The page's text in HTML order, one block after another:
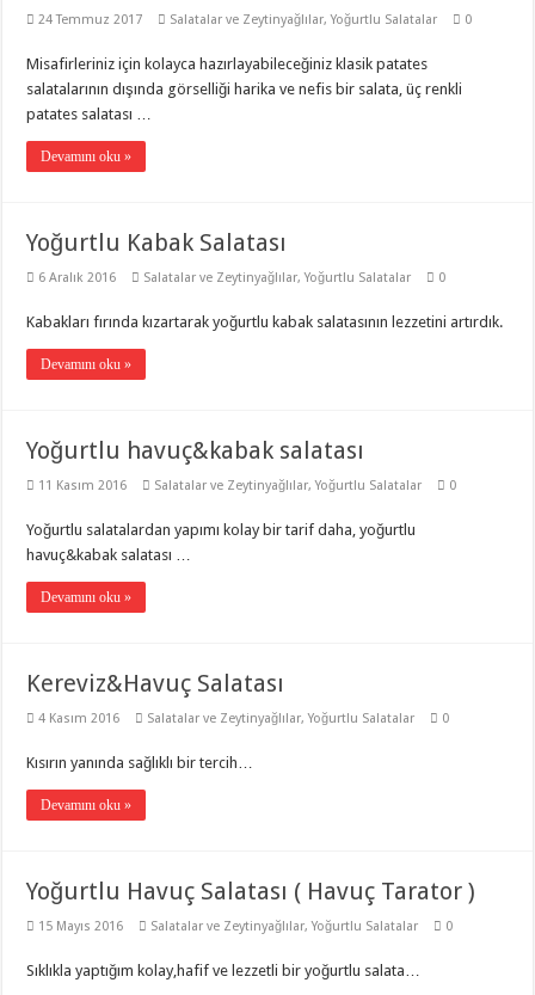
24 Temmuz 2017 Salatalar ve Zeytinyağlılar,Yoğurtlu Salatalar 0
Misafirleriniz için kolayca hazırlayabileceğiniz klasik patates
salatalarının dışında görselliği harika ve nefis bir salata, üç renkli
patates salatası …
Devamını oku »
Yoğurtlu Kabak Salatası
6 Aralık 2016 Salatalar ve Zeytinyağlılar,Yoğurtlu Salatalar 0
Kabakları fırında kızartarak yoğurtlu kabak salatasının lezzetini artırdık.
Devamını oku »
Yoğurtlu havuç&kabak salatası
11 Kasım 2016 Salatalar ve Zeytinyağlılar,Yoğurtlu Salatalar 0
Yoğurtlu salatalardan yapımı kolay bir tarif daha, yoğurtlu
havuç&kabak salatası …
Devamını oku »
Kereviz&Havuç Salatası
4 Kasım 2016 Salatalar ve Zeytinyağlılar,Yoğurtlu Salatalar 0
Kısırın yanında sağlıklı bir tercih…
Devamını oku »
Yoğurtlu Havuç Salatası ( Havuç Tarator )
15 Mayıs 2016 Salatalar ve Zeytinyağlılar,Yoğurtlu Salatalar 0
Sıklıkla yaptığım kolay,hafif ve lezzetli bir yoğurtlu salata…